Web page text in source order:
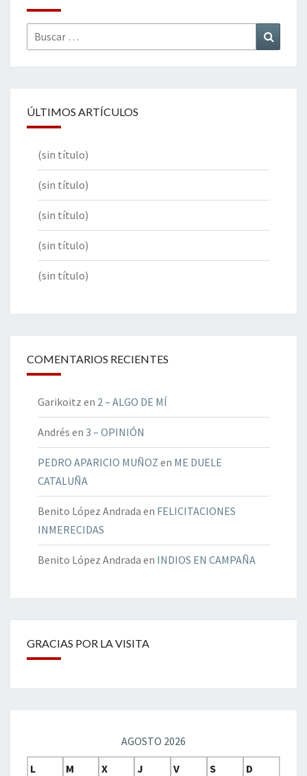
Buscar
por:
ÚLTIMOS ARTÍCULOS
(sin título)
(sin título)
(sin título)
(sin título)
(sin título)
COMENTARIOS RECIENTES
Garikoitz en 2 – ALGO DE MÍ
Andrés en 3 – OPINIÓN
PEDRO APARICIO MUÑOZ en ME DUELE
CATALUÑA
Benito López Andrada en FELICITACIONES
INMERECIDAS
Benito López Andrada en INDIOS EN CAMPAÑA
GRACIAS POR LA VISITA
AGOSTO 2026
L
M X J V S
D